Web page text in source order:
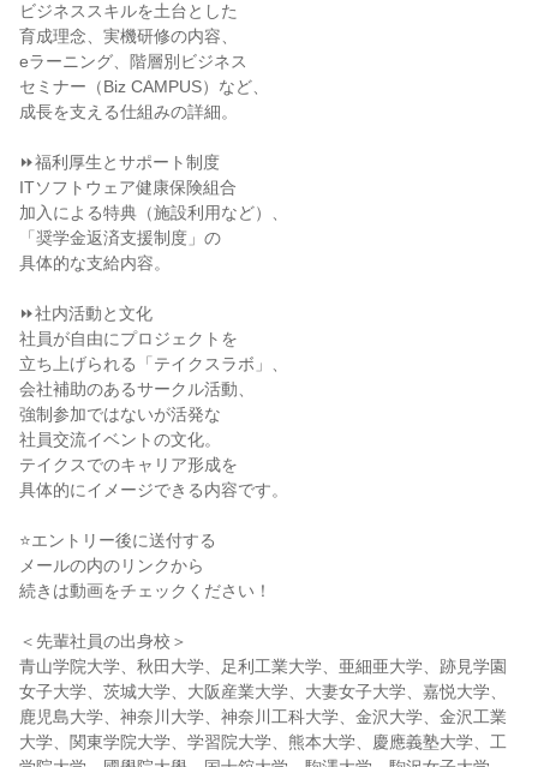
ビジネススキルを土台とした
育成理念、実機研修の内容、
eラーニング、階層別ビジネス
セミナー（Biz CAMPUS）など、
成長を支える仕組みの詳細。
⏩福利厚生とサポート制度
ITソフトウェア健康保険組合
加入による特典（施設利用など）、
「奨学金返済支援制度」の
具体的な支給内容。
⏩社内活動と文化
社員が自由にプロジェクトを
立ち上げられる「テイクスラボ」、
会社補助のあるサークル活動、
強制参加ではないが活発な
社員交流イベントの文化。
テイクスでのキャリア形成を
具体的にイメージできる内容です。
⭐エントリー後に送付する
メールの内のリンクから
続きは動画をチェックください！
＜先輩社員の出身校＞
青山学院大学、秋田大学、足利工業大学、亜細亜大学、跡見学園
女子大学、茨城大学、大阪産業大学、大妻女子大学、嘉悦大学、
鹿児島大学、神奈川大学、神奈川工科大学、金沢大学、金沢工業
大学、関東学院大学、学習院大学、熊本大学、慶應義塾大学、工